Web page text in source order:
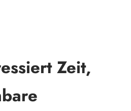
Zeit,